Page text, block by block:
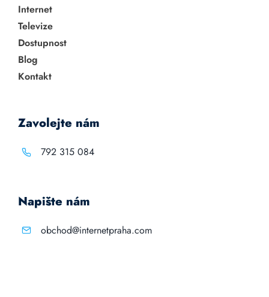
Internet
Televize
Dostupnost
Blog
Kontakt
Zavolejte nám
792 315 084
Napište nám
obchod@internetpraha.com